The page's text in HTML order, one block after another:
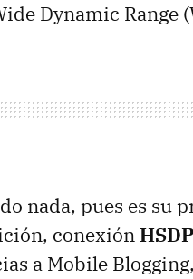
Dynamic Range
nada, pues es su
conexión
a Mobile Blogging,